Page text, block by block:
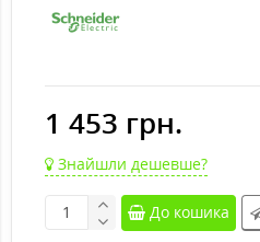
1 453 грн.
Знайшли дешевше?
До кошика